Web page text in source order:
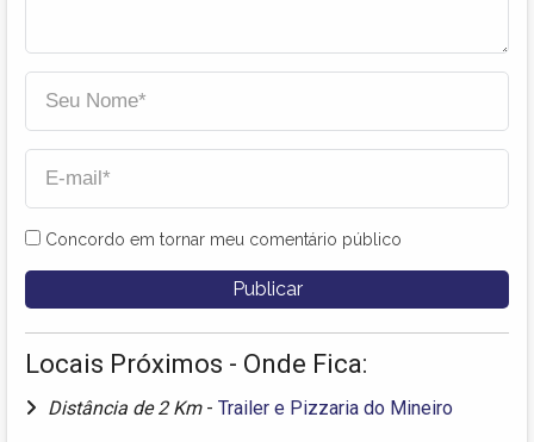
Concordo em tornar meu comentário público
Locais Próximos - Onde Fica:
Distância de 2 Km - Trailer e Pizzaria do Mineiro